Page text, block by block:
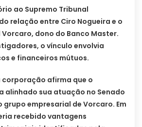
ao Supremo Tribunal
relação entre Ciro Nogueira e o
dono do Banco Master.
o vínculo envolvia
e financeiros mútuos.
corporação afirma que o
alinhado sua atuação no Senado
grupo empresarial de Vorcaro. Em
recebido vantagens